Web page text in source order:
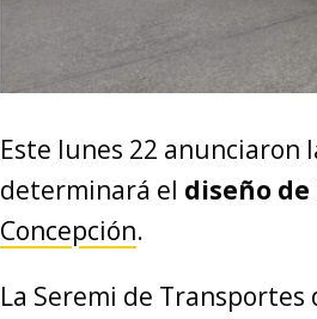
Este lunes 22
determinará el diseño
Concepción.
La Seremi de